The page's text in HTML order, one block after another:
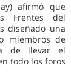
afirmó que
Frentes del
diseñado una
miembros de
de llevar el
todo los foros